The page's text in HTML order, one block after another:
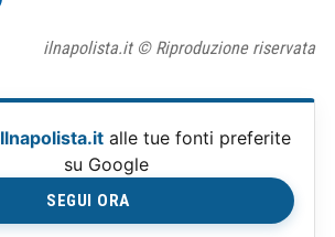
ilnapolista.it © Riproduzione riservata
Ilnapolista.it alle tue fonti preferite
su Google
SEGUI ORA